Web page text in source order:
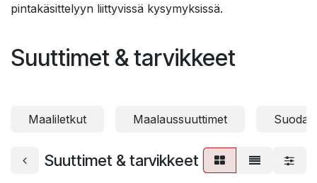
pintakäsittelyyn liittyvissä kysymyksissä.
Suuttimet & tarvikkeet
Maaliletkut Maalaussuuttimet
Suuttimet & tarvikkeet